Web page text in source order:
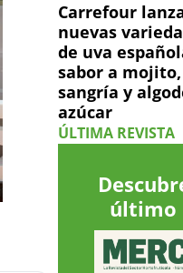
Carrefour
nuevas
de uva
sabor a mojito,
sangría y
azúcar
ÚLTIMA REVISTA
último